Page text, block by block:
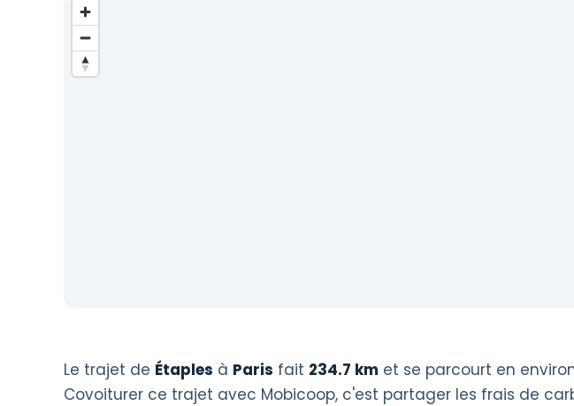
Le trajet de Étaples à Paris fait 234.7 km et se parcourt en
Covoiturer ce trajet avec Mobicoop, c'est partager les frais de